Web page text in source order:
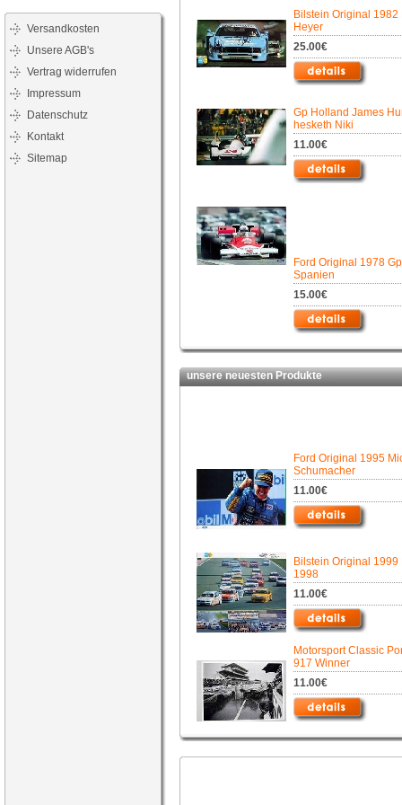
Versandkosten
Unsere AGB's
Vertrag widerrufen
Impressum
Datenschutz
Kontakt
Sitemap
Bilstein Original 1982
Heyer
25.00€
Gp Holland James
hesketh Niki
11.00€
Ford Original 1978 Gp
Spanien
15.00€
unsere neuesten Produkte
Ford Original 1995
Schumacher
11.00€
Bilstein Original 1999
1998
11.00€
Motorsport Classic
917 Winner
11.00€